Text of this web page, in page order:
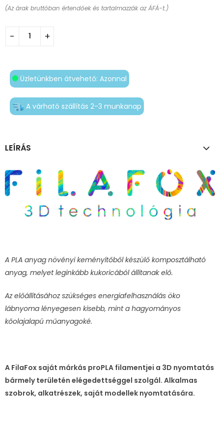
(Az árak bruttóban értendőek és tartalmazzák az ÁFÁ-t.)
Üzletünkben átvehető: Azonnal
A várható szállítás 2-3 munkanap
LEÍRÁS
A PLA anyag növényi keményítőből készülő komposztálható
anyag, melyet leginkább kukoricából állítanak elő.
Az előállításához szükséges energiafelhasználás öko
lábnyoma lényegesen kisebb, mint a hagyományos
kőolajalapú műanyagoké.
A FilaFox saját márkás proPLA filamentjei a 3D nyomtatás
bármely területén elégedettséggel szolgál. Alkalmas
szobrok, alkatrészek, saját modellek nyomtatására.